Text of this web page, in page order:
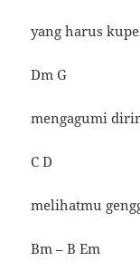
yang harus
Dm G
mengagumi
C D
melihatmu
Bm – B Em